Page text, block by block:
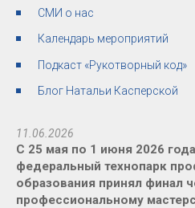
СМИ о нас
Календарь мероприятий
Подкаст «Рукотворный код»
Блог Натальи Касперской
11.06.2026
С 25 мая по 1 июня 2026
федеральный технопарк
образования принял финал
профессиональному